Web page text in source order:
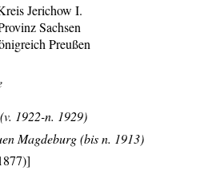
Jerichow I.
Sachsen
Preußen
1922-n. 1929)
Magdeburg (bis n. 1913)